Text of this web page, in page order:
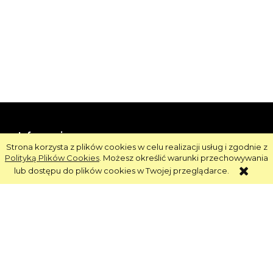
Strona korzysta z plików cookies w celu realizacji usług i zgodnie z
Polityką Plików Cookies . Możesz określić warunki przechowywania
lub dostępu do plików cookies w Twojej przeglądarce.
Informacje
Obsługa
Strefa Klienta